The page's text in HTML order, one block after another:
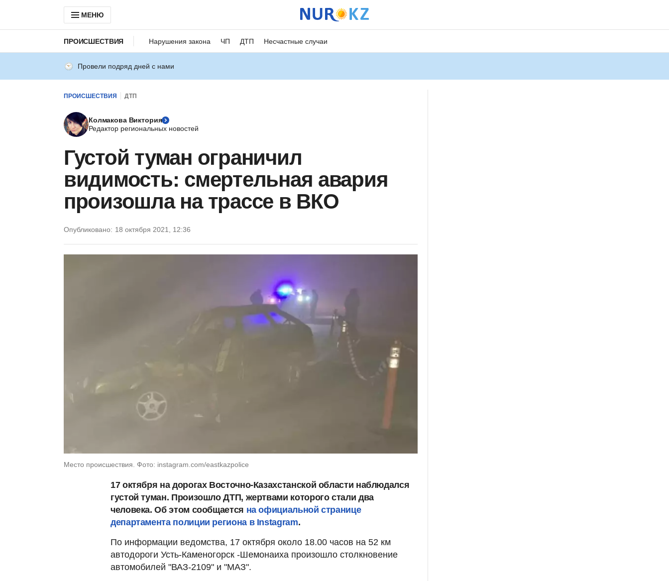
МЕНЮ
ПРОИСШЕСТВИЯ Нарушения закона ЧП ДТП Несчастные случаи
Провели подряд дней с нами
ПРОИСШЕСТВИЯ ДТП
Колмакова Виктория
Редактор региональных новостей
Густой туман ограничил
видимость: смертельная авария
произошла на трассе в ВКО
Опубликовано: 18 октября 2021, 12:36
Место происшествия. Фото: instagram.com/eastkazpolice
17 октября на дорогах Восточно-Казахстанской области наблюдался
густой туман. Произошло ДТП, жертвами которого стали два
человека. Об этом сообщается на официальной странице
департамента полиции региона в Instagram.
По информации ведомства, 17 октября около 18.00 часов на 52 км
автодороги Усть-Каменогорск -Шемонаиха произошло столкновение
автомобилей "ВАЗ-2109" и "МАЗ".